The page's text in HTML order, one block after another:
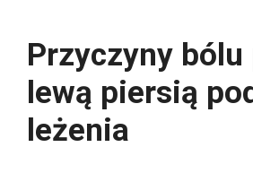
Przyczyny bólu
lewą piersią
leżenia